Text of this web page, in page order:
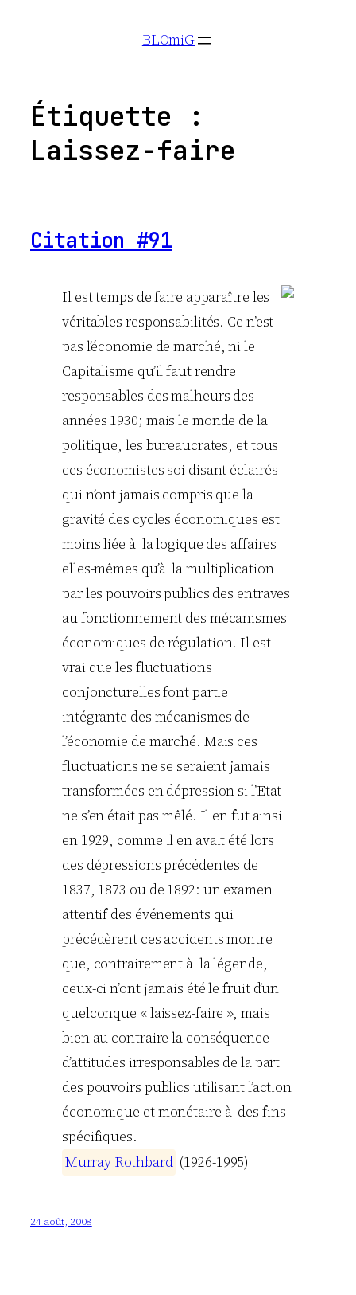
BLOmiG
Étiquette :
Laissez-faire
Citation #91
Il est temps de faire apparaître les
véritables responsabilités. Ce n’est
pas l’économie de marché, ni le
Capitalisme qu’il faut rendre
responsables des malheurs des
années 1930; mais le monde de la
politique, les bureaucrates, et tous
ces économistes soi disant éclairés
qui n’ont jamais compris que la
gravité des cycles économiques est
moins liée à la logique des affaires
elles-mêmes qu’à la multiplication
par les pouvoirs publics des entraves
au fonctionnement des mécanismes
économiques de régulation. Il est
vrai que les fluctuations
conjoncturelles font partie
intégrante des mécanismes de
l’économie de marché. Mais ces
fluctuations ne se seraient jamais
transformées en dépression si l’Etat
ne s’en était pas mêlé. Il en fut ainsi
en 1929, comme il en avait été lors
des dépressions précédentes de
1837, 1873 ou de 1892: un examen
attentif des événements qui
précédèrent ces accidents montre
que, contrairement à la légende,
ceux-ci n’ont jamais été le fruit d’un
quelconque « laissez-faire », mais
bien au contraire la conséquence
d’attitudes irresponsables de la part
des pouvoirs publics utilisant l’action
économique et monétaire à des fins
spécifiques.
Murray Rothbard (1926-1995)
24 août, 2008